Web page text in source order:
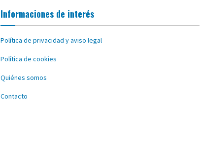
Informaciones de interés
Política de privacidad y aviso legal
Política de cookies
Quiénes somos
Contacto